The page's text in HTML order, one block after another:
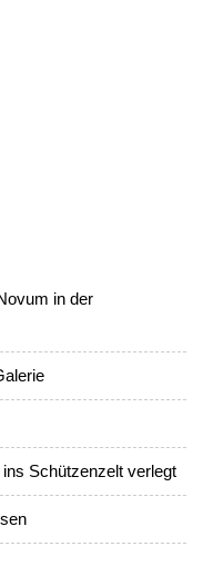
in der
Schützenzelt verlegt